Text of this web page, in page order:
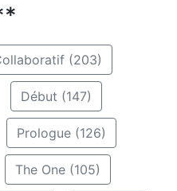
(203)
Début (147)
Prologue (126)
The One (105)